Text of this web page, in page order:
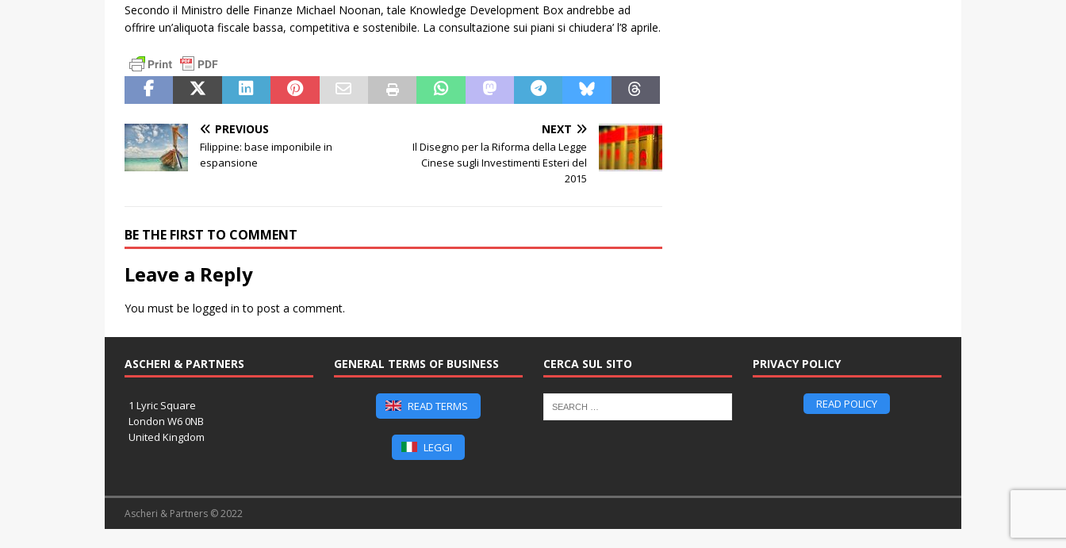
Secondo il Ministro delle Finanze Michael Noonan, tale Knowledge Development Box andrebbe ad
offrire un’aliquota fiscale bassa, competitiva e sostenibile. La consultazione sui piani si chiudera’ l’8 aprile.
PREVIOUS
Filippine: base imponibile in
espansione
NEXT
Il Disegno per la Riforma della Legge
Cinese sugli Investimenti Esteri del
2015
BE THE FIRST TO COMMENT
Leave a Reply
You must be logged in to post a comment.
ASCHERI & PARTNERS
1 Lyric Square
London W6 0NB
United Kingdom
GENERAL TERMS OF BUSINESS
READ TERMS
LEGGI
CERCA SUL SITO PRIVACY POLICY
READ POLICY
Ascheri & Partners © 2022